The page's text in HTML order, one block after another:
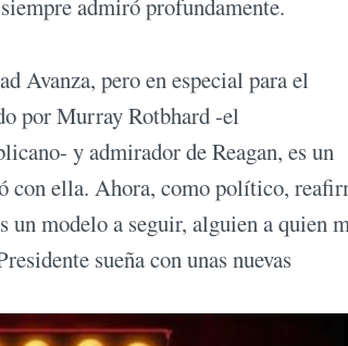
admiró profundamente.
Avanza, pero en especial para el
por Murray Rotbhard -el
y admirador de Reagan, es un
con ella. Ahora, como político,
un modelo a seguir, alguien a quien
sueña con unas nuevas